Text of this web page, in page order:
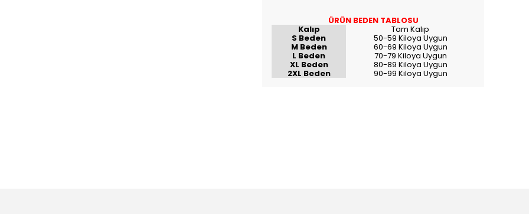
ÜRÜN BEDEN TABLOSU
Kalıp Tam Kalıp
S Beden 50-59 Kiloya Uygun
M Beden 60-69 Kiloya Uygun
L Beden 70-79 Kiloya Uygun
XL Beden 80-89 Kiloya Uygun
2XL Beden 90-99 Kiloya Uygun